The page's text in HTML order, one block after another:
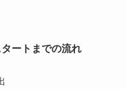
ートまでの流れ